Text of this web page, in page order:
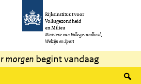
gaan
Rijksinstituut voor
Volksgezondheid
en Milieu
Ministerie van Volksgezondheid,
Welzijn en Sport
morgen begint vandaag